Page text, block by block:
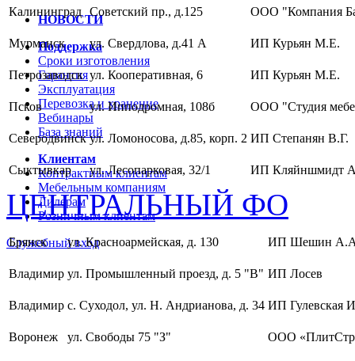
НОВОСТИ
Поддержка
Сроки изготовления
Гарантия
Эксплуатация
Перевозка и хранение
Вебинары
База знаний
Клиентам
Контрактным клиентам
Мебельным компаниям
Дилерам
Розничным клиентам
Служебный вход
Калининград Советский пр., д.125 ООО "Компания
Мурманск ул. Свердлова, д.41 А ИП Курьян М.Е.
Петрозаводск ул. Кооперативная, 6 ИП Курьян М.Е.
Псков ул. Ипподромная, 108б ООО "Студия
Северодвинск ул. Ломоносова, д.85, корп. 2 ИП Степанян В.Г.
Сыктывкар ул. Лесопарковая, 32/1 ИП Кляйншмидт
ЦЕНТРАЛЬНЫЙ ФО
Брянск ул. Красноармейская, д. 130 ИП Шешин
Владимир ул. Промышленный проезд, д. 5 "В" ИП Лосев
Владимир с. Суходол, ул. Н. Андрианова, д. 34 ИП Гулевская
Воронеж ул. Свободы 75 "З" ООО